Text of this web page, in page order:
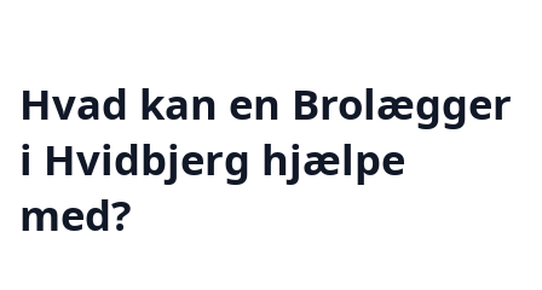
Hvad kan en Brolægger
i Hvidbjerg hjælpe
med?